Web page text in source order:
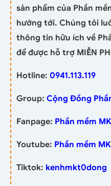
sản phẩm của Phần
hướng tới. Chúng tôi
thông tin hữu ích về
để được hỗ trợ MIỄN
Hotline: 0941.113.119
Group: Cộng Đồng
Fanpage: Phần mềm
Youtube: Phần mềm
Tiktok: kenhmkt0dong